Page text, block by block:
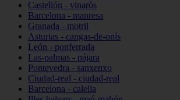
Castellón - vinaròs
Barcelona - manresa
Granada - motril
Asturias - cangas-de-onís
León - ponferrada
Las-palmas - pájara
Pontevedra - sanxenxo
Ciudad-real - ciudad-real
Barcelona - calella